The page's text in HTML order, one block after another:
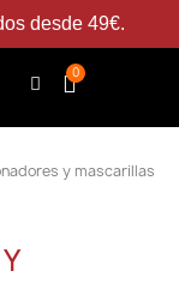
desde 49€.
y mascarillas